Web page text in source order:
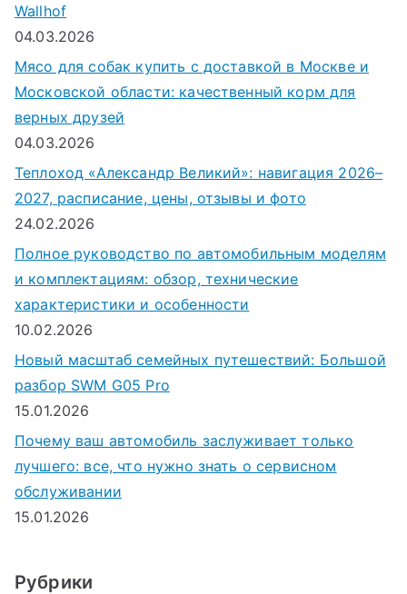
Wallhof
04.03.2026
Мясо для собак купить с доставкой в Москве и
Московской области: качественный корм для
верных друзей
04.03.2026
Теплоход «Александр Великий»: навигация 2026–
2027, расписание, цены, отзывы и фото
24.02.2026
Полное руководство по автомобильным моделям
и комплектациям: обзор, технические
характеристики и особенности
10.02.2026
Новый масштаб семейных путешествий: Большой
разбор SWM G05 Pro
15.01.2026
Почему ваш автомобиль заслуживает только
лучшего: все, что нужно знать о сервисном
обслуживании
15.01.2026
Рубрики